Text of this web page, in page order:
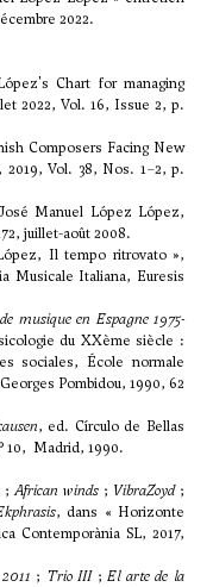
2022.
Chart for managing
2022, Vol. 16, Issue 2, p.
Composers Facing New
, 2019, Vol. 38, Nos. 1–2, p.
Manuel López López,
juillet-août 2008.
Il tempo ritrovato »,
Musicale Italiana, Euresis
musique en Espagne 1975-
du XXème siècle :
sociales, École normale
Pombidou, 1990, 62
, ed. Círculo de Bellas
10, Madrid, 1990.
;African winds; VibraZoyd;
, dans « Horizonte
Contemporània SL, 2017,
; Trio III;El arte de la